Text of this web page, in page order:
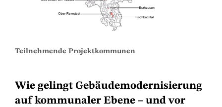
Teilnehmende Projektkommunen
Wie gelingt Gebäudemodernisierung
auf kommunaler Ebene – und vor